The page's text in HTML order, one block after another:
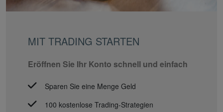
MIT TRADING STARTEN
Eröffnen Sie Ihr Konto schnell und einfach
Sparen Sie eine Menge Geld
100 kostenlose Trading-Strategien